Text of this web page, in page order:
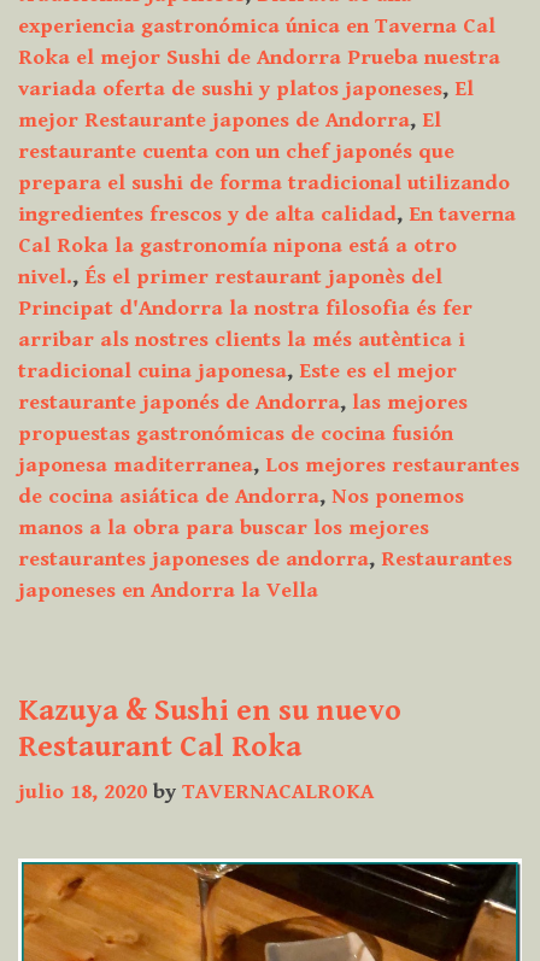
experiencia gastronómica única en Taverna Cal
Roka el mejor Sushi de Andorra Prueba nuestra
variada oferta de sushi y platos japoneses, El
mejor Restaurante japones de Andorra, El
restaurante cuenta con un chef japonés que
prepara el sushi de forma tradicional utilizando
ingredientes frescos y de alta calidad, En taverna
Cal Roka la gastronomía nipona está a otro
nivel., És el primer restaurant japonès del
Principat d'Andorra la nostra filosofia és fer
arribar als nostres clients la més autèntica i
tradicional cuina japonesa, Este es el mejor
restaurante japonés de Andorra, las mejores
propuestas gastronómicas de cocina fusión
japonesa maditerranea, Los mejores restaurantes
de cocina asiática de Andorra, Nos ponemos
manos a la obra para buscar los mejores
restaurantes japoneses de andorra, Restaurantes
japoneses en Andorra la Vella
Kazuya & Sushi en su nuevo
Restaurant Cal Roka
julio 18, 2020 by TAVERNACALROKA